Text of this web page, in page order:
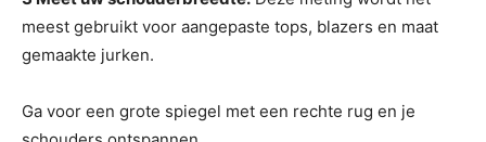
meest gebruikt voor aangepaste tops, blazers en maat
gemaakte jurken.
Ga voor een grote spiegel met een rechte rug en je